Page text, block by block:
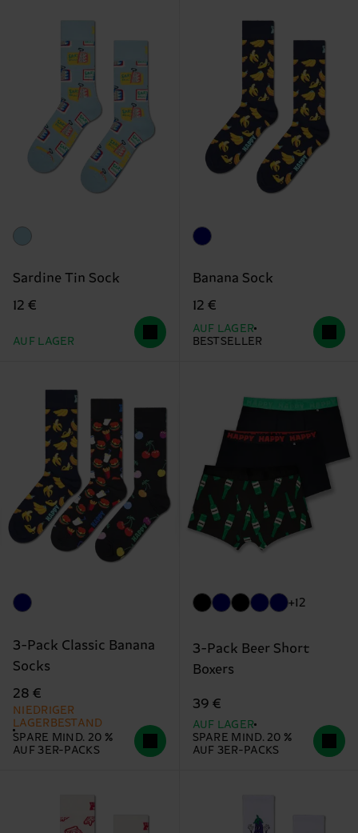
Sardine Tin Sock
12 €
AUF LAGER
Banana Sock
12 €
AUF LAGER
BESTSELLER
3-Pack Classic Banana
Socks
28 €
NIEDRIGER
LAGERBESTAND
SPARE MIND. 20 %
AUF 3ER-PACKS
+12
3-Pack Beer Short
Boxers
39 €
AUF LAGER
SPARE MIND. 20 %
AUF 3ER-PACKS